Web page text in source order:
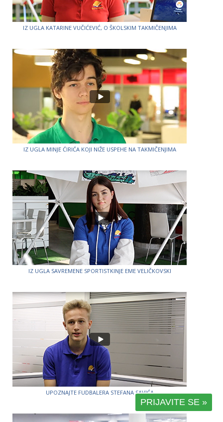
IZ UGLA KATARINE VUČIĆEVIĆ, O ŠKOLSKIM TAKMIČENJIMA
IZ UGLA MINJE ĆIRIĆA KOJI NIŽE USPEHE NA TAKMIČENJIMA
IZ UGLA SAVREMENE SPORTISTKINJE EME VELIČKOVSKI
UPOZNAJTE FUDBALERA STEFANA SAVIĆA
PRIJAVITE SE »